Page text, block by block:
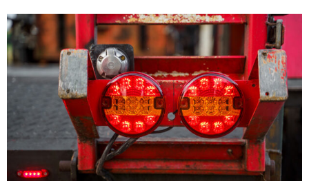
LED Beleuchtungssets
Sonstiges
Kostenlose Lichtplanung
FAQs – Häufig gestellte Fragen
Über uns
Agrarled Blog
Kontakt
LED Beleuchtungssets
Sonstiges
Kostenlose Lichtplanung
Alle anzeigen